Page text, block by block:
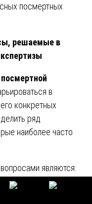
посмертных
решаемые в
посмертной
в
конкретных
ряд
наиболее часто
являются:
психическое
завещания?»